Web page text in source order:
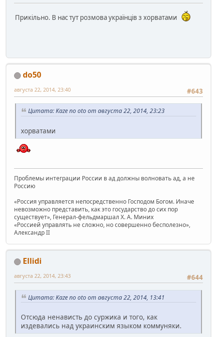
Прикільно. В нас тут розмова українців з хорватами
do50
#643
августа 22, 2014, 23:40
Цитата: Kaze no oto от августа 22, 2014, 23:23
хорватами
Проблемы интеграции России в ад должны волновать ад, а не
Россию
«Россия управляется непосредственно Господом Богом. Иначе
невозможно представить, как это государство до сих пор
существует», Генерал-фельдмаршал Х. А. Миних
«Россией управлять не сложно, но совершенно бесполезно»,
Александр II
Ellidi
#644
августа 22, 2014, 23:43
Цитата: Kaze no oto от августа 22, 2014, 13:41
Отсюда ненависть до суржика и того, как
издевались над украинским языком коммуняки.